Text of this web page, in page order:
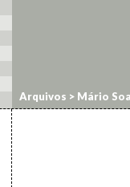
Arquivos > Mário